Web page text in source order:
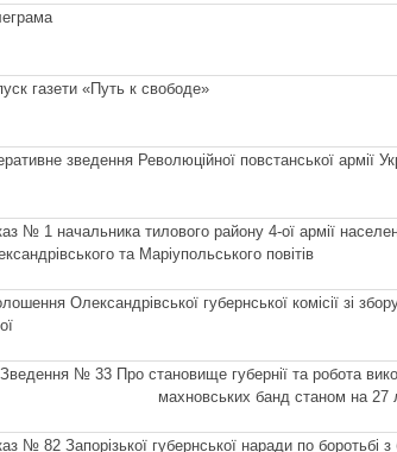
газети «Путь к свободе»
зведення Революційної повстанської армії
№ 1 начальника тилового району 4-ої армії
та Маріупольського повітів
Олександрівської губернської комісії зі
Зведення № 33 Про становище губернії та робота
махновських банд станом на 27
№ 82 Запорізької губернської наради по боротьбі